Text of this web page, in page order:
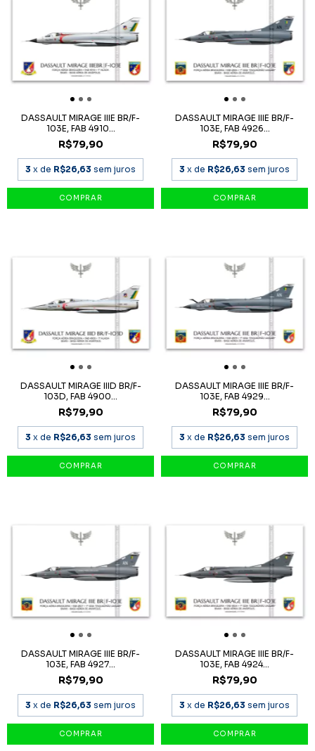
DASSAULT MIRAGE IIIE BR/F-
103E, FAB 4910...
R$79,90
3 x de R$26,63 sem juros
DASSAULT MIRAGE IIIE BR/F-
103E, FAB 4926...
R$79,90
3 x de R$26,63 sem juros
DASSAULT MIRAGE IIID BR/F-
103D, FAB 4900...
R$79,90
3 x de R$26,63 sem juros
DASSAULT MIRAGE IIIE BR/F-
103E, FAB 4929...
R$79,90
3 x de R$26,63 sem juros
DASSAULT MIRAGE IIIE BR/F-
103E, FAB 4927...
R$79,90
3 x de R$26,63 sem juros
DASSAULT MIRAGE IIIE BR/F-
103E, FAB 4924...
R$79,90
3 x de R$26,63 sem juros